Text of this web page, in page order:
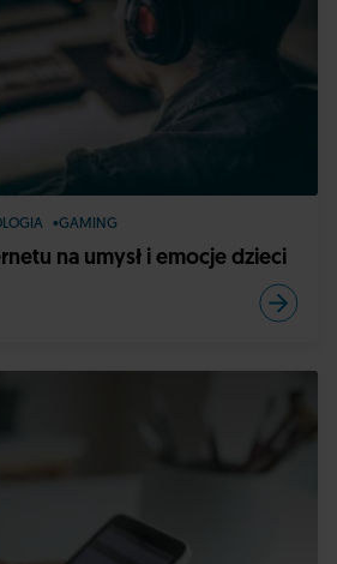
GAMING
na umysł i emocje dzieci